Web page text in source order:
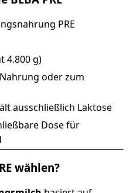
PRE
4.800 g)
oder zum
ausschließlich Laktose
Dose für
wählen?